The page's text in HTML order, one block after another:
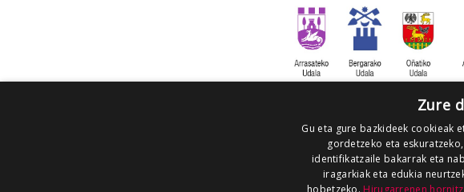
Zure
Gu eta gure bazkideek cookieak
gordetzeko eta
identifikatzaile bakarrak eta
iragarkiak eta edukia
hobetzeko. Hirugarrenen